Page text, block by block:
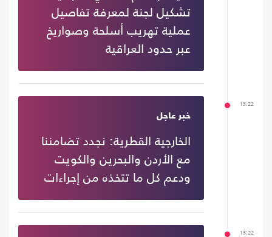
تشكيل لجنة لمعرفة تفاصيل
عملية تهريب أسلحة وصواريخ
عبر حدود العراقية
13:22
خبر عاجل
الخارجية القطرية: نجدد تضامننا
مع الأردن والبحرين والكويت
ودعم كل ما تتخذه من إجراءات
13:22